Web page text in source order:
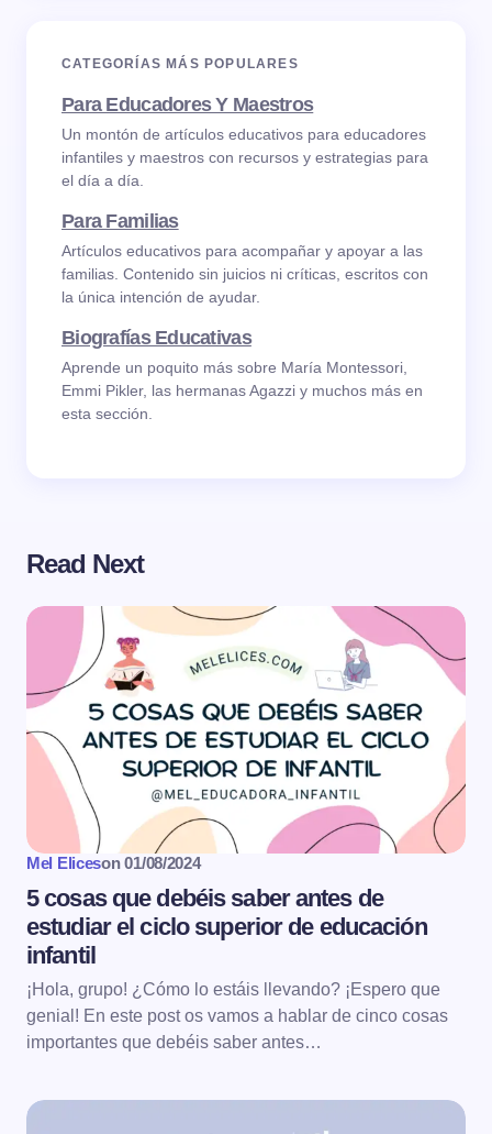
CATEGORÍAS MÁS POPULARES
Para Educadores Y Maestros
Un montón de artículos educativos para educadores
infantiles y maestros con recursos y estrategias para
el día a día.
Para Familias
Artículos educativos para acompañar y apoyar a las
familias. Contenido sin juicios ni críticas, escritos con
la única intención de ayudar.
Biografías Educativas
Aprende un poquito más sobre María Montessori,
Emmi Pikler, las hermanas Agazzi y muchos más en
esta sección.
Read Next
Mel Eliceson 01/08/2024
5 cosas que debéis saber antes de
estudiar el ciclo superior de educación
infantil
¡Hola, grupo! ¿Cómo lo estáis llevando? ¡Espero que
genial! En este post os vamos a hablar de cinco cosas
importantes que debéis saber antes…